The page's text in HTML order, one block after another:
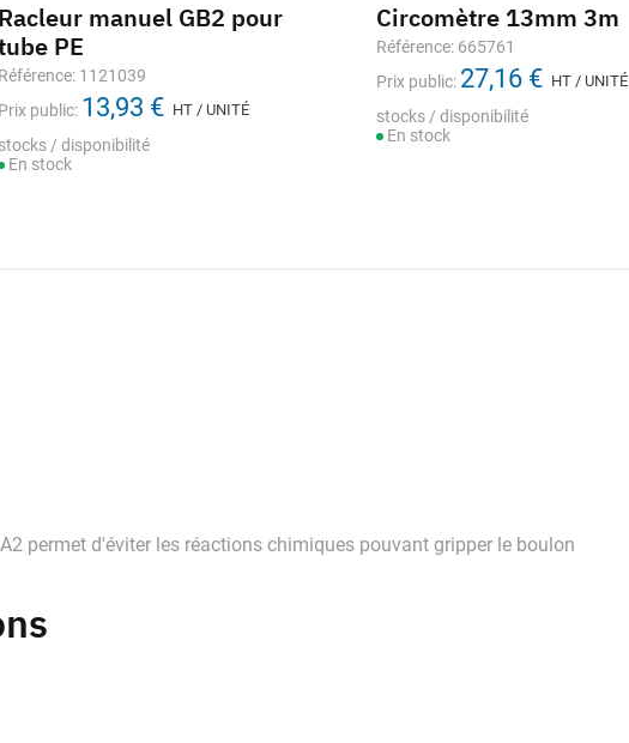
Racleur manuel GB2 pour
PE
Référence: 1121039
Prix public: 13,93 € HT / UNITÉ
stocks / disponibilité
En stock
Circomètre 13mm 3m
Référence: 665761
Prix public: 27,16 € HT / UNITÉ
stocks / disponibilité
En stock
permet d'éviter les réactions chimiques pouvant gripper le boulon